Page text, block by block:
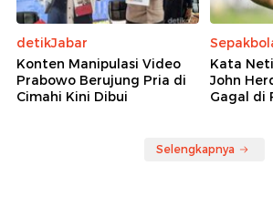
detikJabar
Konten Manipulasi Video
Prabowo Berujung Pria di
Cimahi Kini Dibui
Kata
John
Gagal di
Selengkapnya